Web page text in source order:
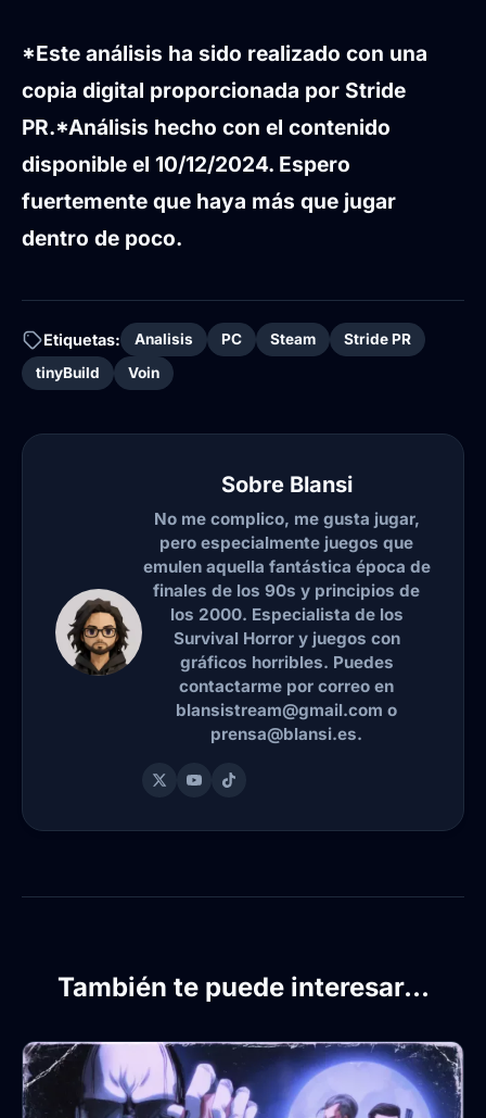
*Este análisis ha sido realizado con una
copia digital proporcionada por Stride
PR.*Análisis hecho con el contenido
disponible el 10/12/2024. Espero
fuertemente que haya más que jugar
dentro de poco.
Etiquetas: Analisis PC Steam
Stride PR
tinyBuild
Voin
Sobre Blansi
No me complico, me gusta jugar,
pero especialmente juegos que
emulen aquella fantástica época de
finales de los 90s y principios de
los 2000. Especialista de los
Survival Horror y juegos con
gráficos horribles. Puedes
contactarme por correo en
blansistream@gmail.com o
prensa@blansi.es.
También te puede interesar...